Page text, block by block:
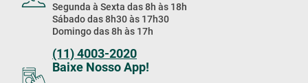
Segunda à Sexta das 8h às 18h
Sábado das 8h30 às 17h30
Domingo das 8h às 17h
(11) 4003-2020
Baixe Nosso App!